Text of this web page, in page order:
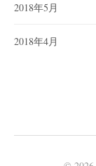
2018年5月
2018年4月